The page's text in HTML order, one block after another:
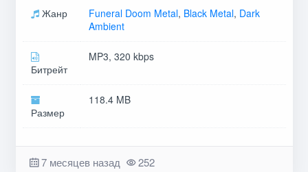
Жанр Funeral Doom Metal, Black Metal, Dark
Ambient
Битрейт
MP3, 320 kbps
Размер
118.4 MB
7 месяцев назад 252